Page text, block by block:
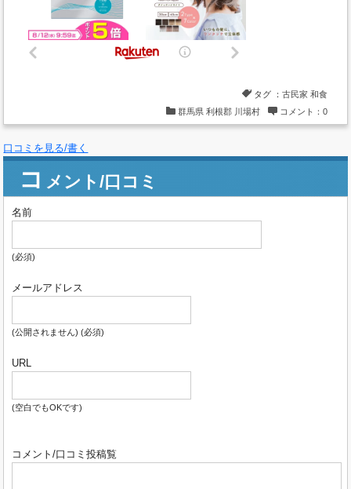
タグ ： 古民家 和食
群馬県 利根郡 川場村 コメント：0
口コミを見る/書く
コメント/口コミ
名前
(必須)
メールアドレス
(公開されません) (必須)
URL
(空白でもOKです)
コメント/口コミ投稿覧